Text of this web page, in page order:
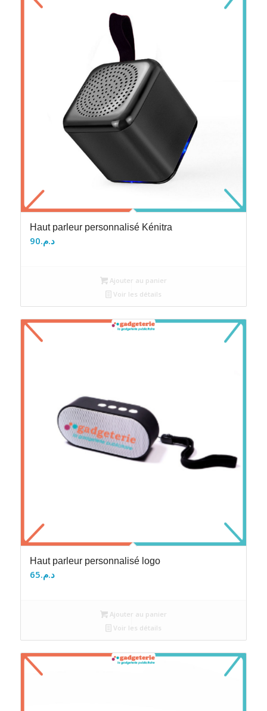
Haut parleur personnalisé Kénitra
د.م.90
Ajouter au panier
Voir les détails
Haut parleur personnalisé logo
د.م.65
Ajouter au panier
Voir les détails